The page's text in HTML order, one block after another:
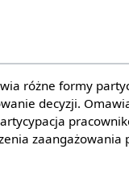
różne formy
decyzji.
zaangażowania